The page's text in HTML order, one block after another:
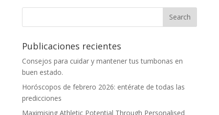
Publicaciones recientes
Consejos para cuidar y mantener tus tumbonas en
buen estado.
Horóscopos de febrero 2026: entérate de todas las
predicciones
Maximising Athletic Potential Through Personalised